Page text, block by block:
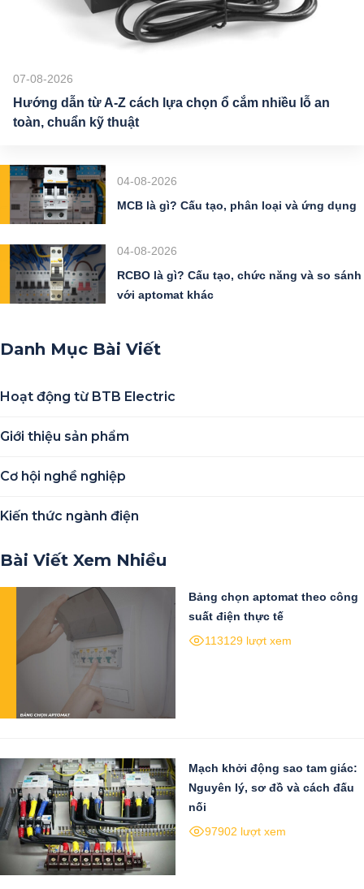
07-08-2026
Hướng dẫn từ A-Z cách lựa chọn ổ cắm nhiều lỗ an
toàn, chuẩn kỹ thuật
04-08-2026
MCB là gì? Cấu tạo, phân loại và ứng dụng
04-08-2026
RCBO là gì? Cấu tạo, chức năng và so sánh
với aptomat khác
Danh Mục Bài Viết
Hoạt động từ BTB Electric
Giới thiệu sản phẩm
Cơ hội nghề nghiệp
Kiến thức ngành điện
Bài Viết Xem Nhiều
Bảng chọn aptomat theo công
suất điện thực tế
113129 lượt xem
Mạch khởi động sao tam giác:
Nguyên lý, sơ đồ và cách đấu
nối
97902 lượt xem